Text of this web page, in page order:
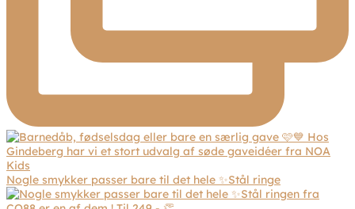
Nogle smykker passer bare til det hele ✨Stål ringe